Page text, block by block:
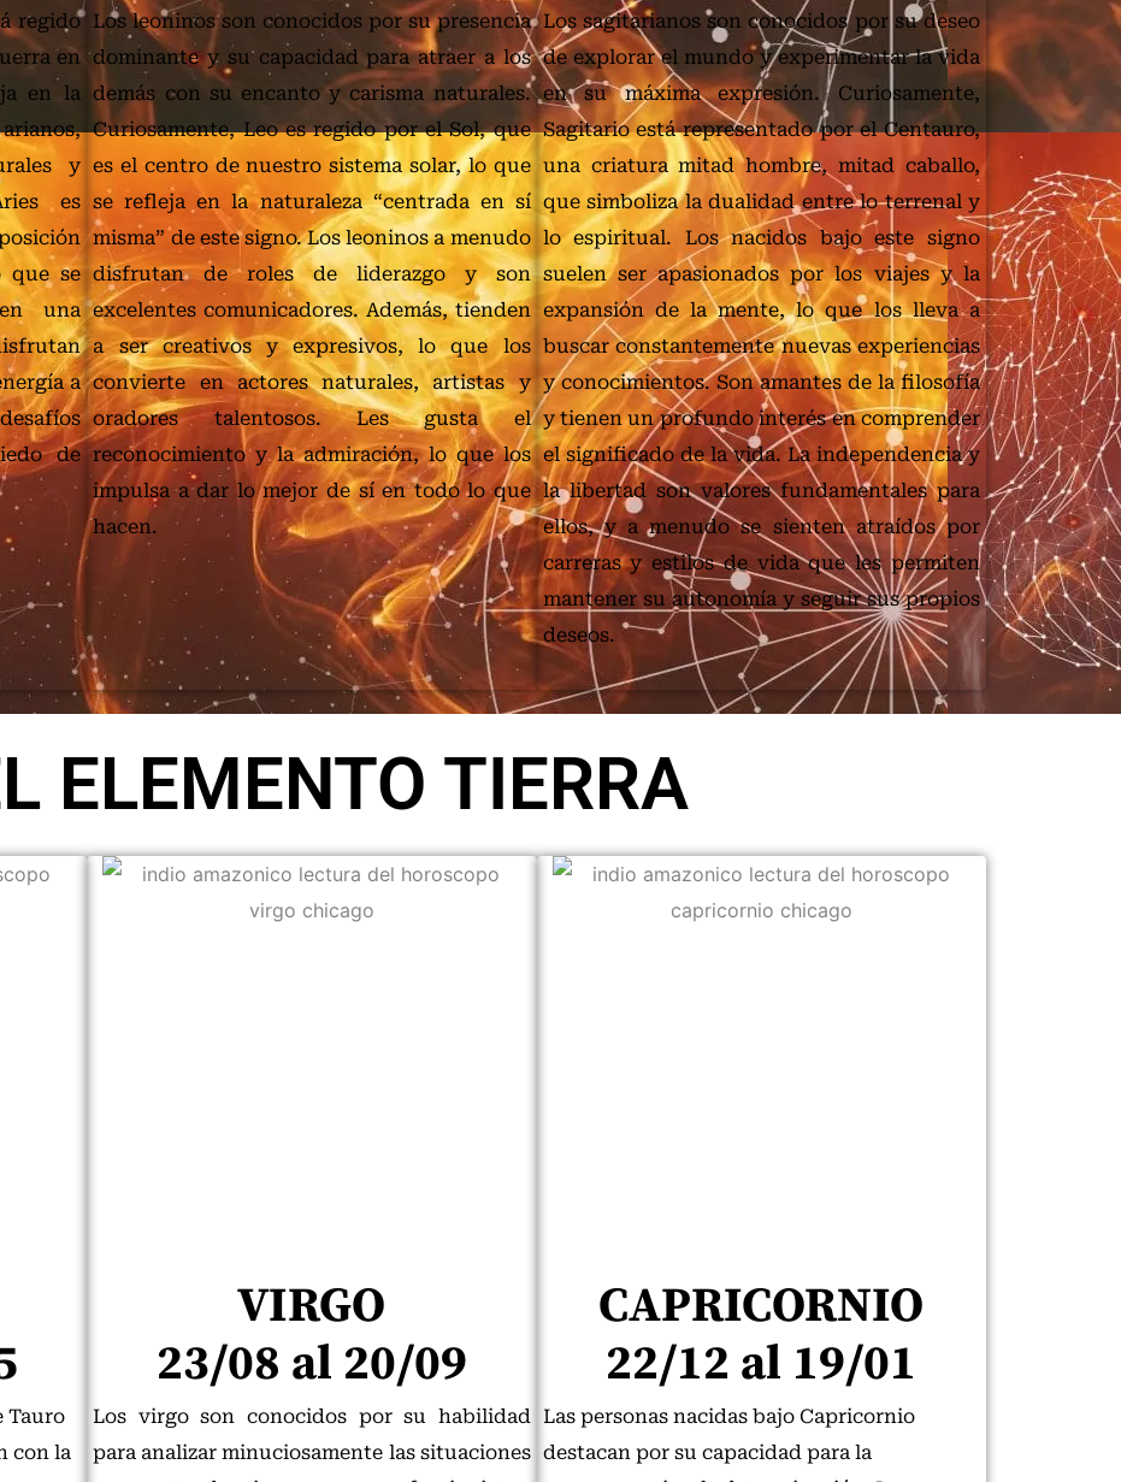
regido
en
en la
y
es
que se
una
a
de
Los leoninos son conocidos por su presencia
dominante y su capacidad para atraer a los
demás con su encanto y carisma naturales.
Curiosamente, Leo es regido por el Sol, que
es el centro de nuestro sistema solar, lo que
se refleja en la naturaleza “centrada en sí
misma” de este signo. Los leoninos a menudo
disfrutan de roles de liderazgo y son
excelentes comunicadores. Además, tienden
a ser creativos y expresivos, lo que los
convierte en actores naturales, artistas y
oradores talentosos. Les gusta el
reconocimiento y la admiración, lo que los
impulsa a dar lo mejor de sí en todo lo que
hacen.
Los sagitarianos son conocidos por su deseo
de explorar el mundo y experimentar la vida
en su máxima expresión. Curiosamente,
Sagitario está representado por el Centauro,
una criatura mitad hombre, mitad caballo,
que simboliza la dualidad entre lo terrenal y
lo espiritual. Los nacidos bajo este signo
suelen ser apasionados por los viajes y la
expansión de la mente, lo que los lleva a
buscar constantemente nuevas experiencias
y conocimientos. Son amantes de la filosofía
y tienen un profundo interés en comprender
el significado de la vida. La independencia y
la libertad son valores fundamentales para
ellos, y a menudo se sienten atraídos por
carreras y estilos de vida que les permiten
mantener su autonomía y seguir sus propios
deseos.
ELEMENTO TIERRA
Tauro
con la
VIRGO
23/08 al 20/09
Los virgo son conocidos por su habilidad
para analizar minuciosamente las situaciones
CAPRICORNIO
22/12 al 19/01
Las personas nacidas bajo Capricornio
destacan por su capacidad para la